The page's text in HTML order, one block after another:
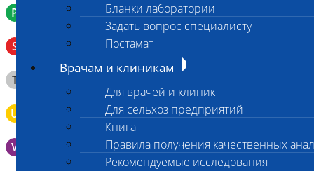
Бланки лаборатории
Задать вопрос специалисту
Постамат
Врачам и клиникам
Для врачей и клиник
Для сельхоз предприятий
Книга
Правила получения качественных
Рекомендуемые исследования
P Кровь в пробирку с К3ЭДТА (К2ЭДТА)
S
Венозная кровь в пробирке с активатором свертывания
без разделительного геля
T
Клещ (не более 2 шт.), плотно закрытая сухая пробирка
типа Эппендорф
U Моча во флаконе 5 - 10 мл
V Выпоты и биологические жидкости в контейнере